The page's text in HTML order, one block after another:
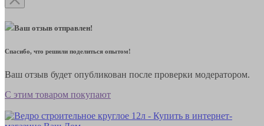
Ваш отзыв отправлен!
Спасибо, что решили поделиться опытом!
Ваш отзыв будет опубликован после проверки модератором.
С этим товаром покупают